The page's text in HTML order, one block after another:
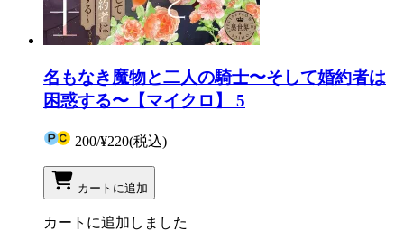
名もなき魔物と二人の騎士〜そして婚約者は
困惑する〜【マイクロ】 5
200/¥220(税込)
カートに追加
カートに追加しました